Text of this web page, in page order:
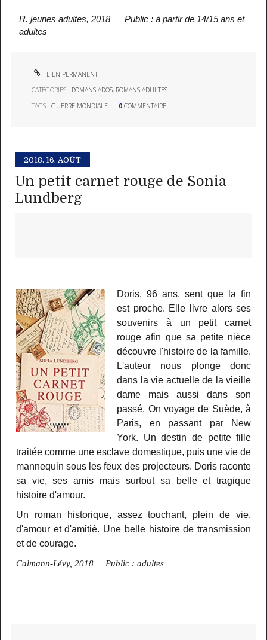
R. jeunes adultes, 2018 Public : à partir de 14/15 ans et
adultes
LIEN PERMANENT
CATÉGORIES : ROMANS ADOS, ROMANS ADULTES
TAGS :GUERRE MONDIALE 0 COMMENTAIRE
2018. 16. AOÛT
Un petit carnet rouge de Sonia
Lundberg
Doris, 96 ans, sent que la fin
est proche. Elle livre alors ses
souvenirs à un petit carnet
rouge afin que sa petite nièce
découvre l'histoire de la famille.
L'auteur nous plonge donc
dans la vie actuelle de la vieille
dame mais aussi dans son
passé. On voyage de Suède, à
Paris, en passant par New
York. Un destin de petite fille
traitée comme une esclave domestique, puis une vie de
mannequin sous les feux des projecteurs. Doris raconte
sa vie, ses amis mais surtout sa belle et tragique
histoire d'amour.
Un roman historique, assez touchant, plein de vie,
d'amour et d'amitié. Une belle histoire de transmission
et de courage.
Calmann-Lévy, 2018 Public : adultes